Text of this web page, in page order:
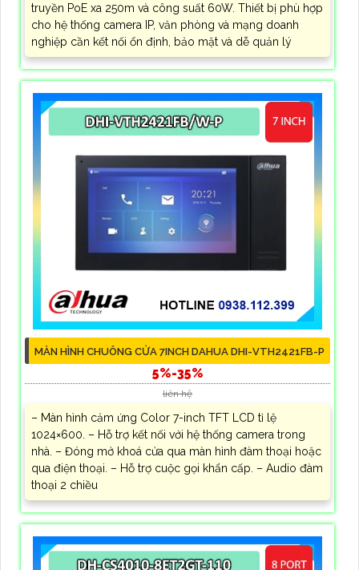
truyền PoE xa 250m và công suất 60W. Thiết bị phù hợp
cho hệ thống camera IP, văn phòng và mạng doanh
nghiệp cần kết nối ổn định, bảo mật và dễ quản lý
MÀN HÌNH CHUÔNG CỬA 7INCH DAHUA DHI-VTH2421FB-P
5%-35%
liên hệ
– Màn hình cảm ứng Color 7-inch TFT LCD tỉ lệ
1024×600. – Hỗ trợ kết nối với hệ thống camera trong
nhà. – Đóng mở khoá cửa qua màn hình đàm thoại hoặc
qua điện thoại. – Hỗ trợ cuộc gọi khẩn cấp. – Audio đàm
thoại 2 chiều